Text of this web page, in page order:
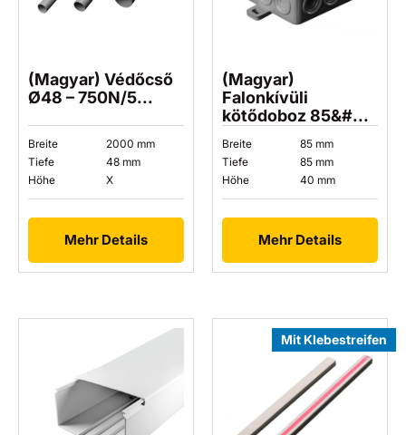
(Magyar) Védőcső
Ø48 – 750N/5...
Breite
2000 mm
Tiefe
48 mm
Höhe
X
Mehr Details
(Magyar)
Falonkívüli
kötődoboz 85&#...
Breite
85 mm
Tiefe
85 mm
Höhe
40 mm
Mehr Details
Mit Klebestreifen